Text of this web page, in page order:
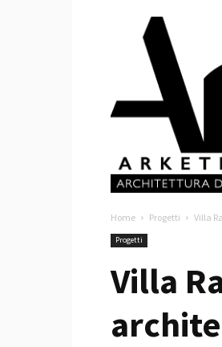
Arketipo
Home Progetti Villa
Progetti
Villa